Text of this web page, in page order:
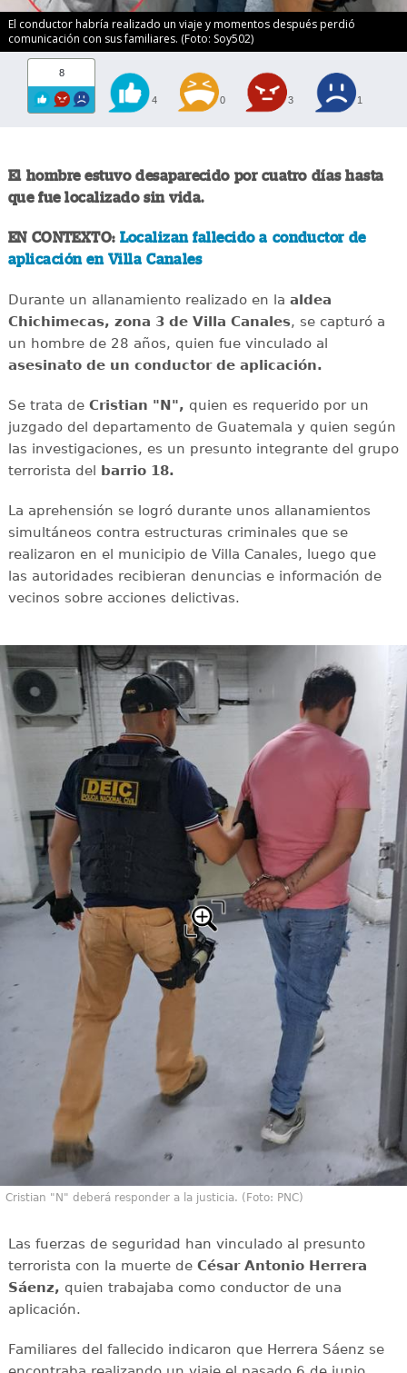
El conductor habría realizado un viaje y momentos después perdió
comunicación con sus familiares. (Foto: Soy502)
8
4 0 3 1
El hombre estuvo desaparecido por cuatro días hasta
que fue localizado sin vida.
EN CONTEXTO:Localizan fallecido a conductor de
aplicación en Villa Canales
Durante un allanamiento realizado en la aldea
Chichimecas, zona 3 de Villa Canales, se capturó a
un hombre de 28 años, quien fue vinculado al
asesinato de un conductor de aplicación.
Se trata de Cristian "N", quien es requerido por un
juzgado del departamento de Guatemala y quien según
las investigaciones, es un presunto integrante del grupo
terrorista del barrio 18.
La aprehensión se logró durante unos allanamientos
simultáneos contra estructuras criminales que se
realizaron en el municipio de Villa Canales, luego que
las autoridades recibieran denuncias e información de
vecinos sobre acciones delictivas.
Cristian "N" deberá responder a la justicia. (Foto: PNC)
Las fuerzas de seguridad han vinculado al presunto
terrorista con la muerte de César Antonio Herrera
Sáenz, quien trabajaba como conductor de una
aplicación.
Familiares del fallecido indicaron que Herrera Sáenz se